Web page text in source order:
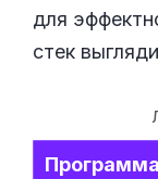
для
стек
Программа